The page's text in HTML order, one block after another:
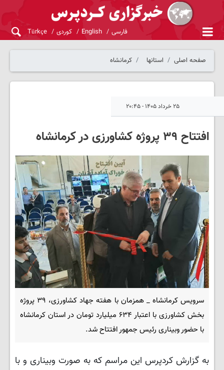
فارسی English کوردی Türkçe
صفحه اصلی استانها کرمانشاه
۲۵ خرداد ۱۴۰۵ - ۲۰:۴۵
افتتاح ۳۹ پروژه کشاورزی در کرمانشاه
سرویس کرمانشاه _ همزمان با هفته جهاد کشاورزی، ۳۹ پروژه
بخش کشاورزی با اعتبار ۶۳۴ میلیارد تومان در استان کرمانشاه
با حضور وبیناری رئیس جمهور افتتاح شد.
به گزارش کردپرس این مراسم که به صورت وبیناری و با